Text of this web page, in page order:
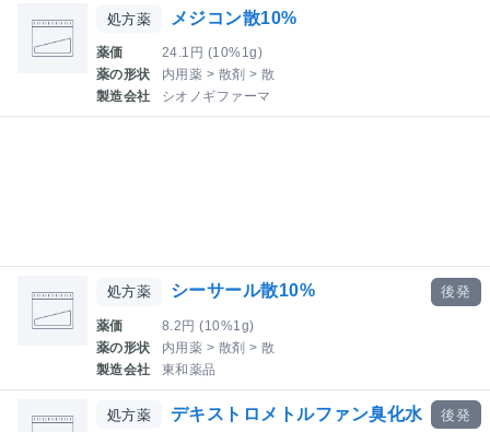
処方薬 メジコン散10%
薬価
24.1円 (10%1g)
薬の形状
内用薬 > 散剤 > 散
製造会社
シオノギファーマ
処方薬 シーサール散10%
薬価
8.2円 (10%1g)
薬の形状
内用薬 > 散剤 > 散
製造会社
東和薬品
後発
処方薬
デキストロメトルファン臭化水
後発